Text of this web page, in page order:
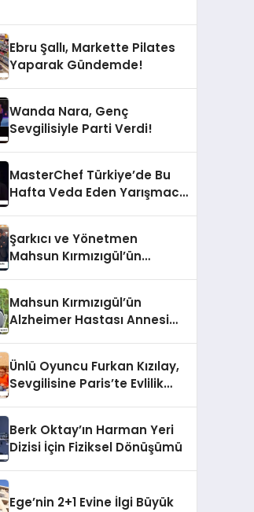
Ebru Şallı, Markette Pilates
Yaparak Gündemde!
Wanda Nara, Genç
Sevgilisiyle Parti Verdi!
MasterChef Türkiye’de Bu
Hafta Veda Eden Yarışmacı
Şarkıcı ve Yönetmen
Mahsun Kırmızıgül’ün
Mahsun Kırmızıgül’ün
Alzheimer Hastası Annesi
Ünlü Oyuncu Furkan Kızılay,
Sevgilisine Paris’te Evlilik
Berk Oktay’ın Harman Yeri
Dizisi İçin Fiziksel Dönüşümü
Ege’nin 2+1 Evine İlgi Büyük